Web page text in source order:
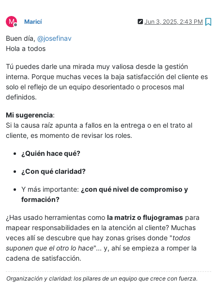
M
Offline
Maricí Jun 3, 2025, 2:43 PM
Buen día, @josefinav
Hola a todos
Tú puedes darle una mirada muy valiosa desde la gestión
interna. Porque muchas veces la baja satisfacción del cliente es
solo el reflejo de un equipo desorientado o procesos mal
definidos.
Mi sugerencia:
Si la causa raíz apunta a fallos en la entrega o en el trato al
cliente, es momento de revisar los roles.
¿Quién hace qué?
¿Con qué claridad?
Y más importante: ¿con qué nivel de compromiso y
formación?
¿Has usado herramientas como la matriz o flujogramas para
mapear responsabilidades en la atención al cliente? Muchas
veces allí se descubre que hay zonas grises donde "todos
suponen que el otro lo hace"... y, ahí se empieza a romper la
cadena de satisfacción.
Organización y claridad: los pilares de un equipo que crece con fuerza.